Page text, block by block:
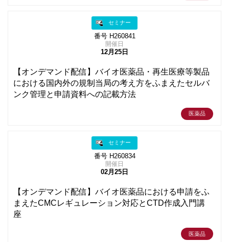
セミナー
番号 H260841
開催日
12月25日
【オンデマンド配信】バイオ医薬品・再生医療等製品
における国内外の規制当局の考え方をふまえたセルバ
ンク管理と申請資料への記載方法
医薬品
セミナー
番号 H260834
開催日
02月25日
【オンデマンド配信】バイオ医薬品における申請をふ
まえたCMCレギュレーション対応とCTD作成入門講
座
医薬品